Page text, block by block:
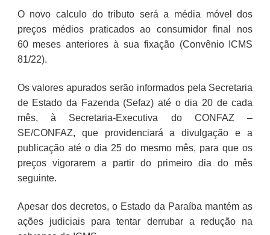
O novo calculo do tributo será a média móvel dos
preços médios praticados ao consumidor final nos
60 meses anteriores à sua fixação (Convênio ICMS
81/22).
Os valores apurados serão informados pela Secretaria
de Estado da Fazenda (Sefaz) até o dia 20 de cada
mês, à Secretaria-Executiva do CONFAZ –
SE/CONFAZ, que providenciará a divulgação e a
publicação até o dia 25 do mesmo mês, para que os
preços vigorarem a partir do primeiro dia do mês
seguinte.
Apesar dos decretos, o Estado da Paraíba mantém as
ações judiciais para tentar derrubar a redução na